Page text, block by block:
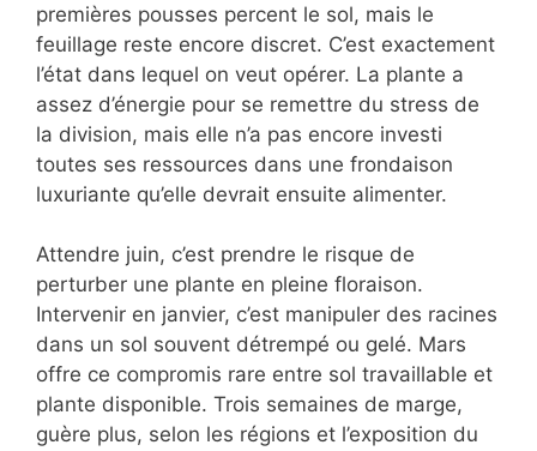
premières pousses percent le sol, mais le
feuillage reste encore discret. C’est exactement
l’état dans lequel on veut opérer. La plante a
assez d’énergie pour se remettre du stress de
la division, mais elle n’a pas encore investi
toutes ses ressources dans une frondaison
luxuriante qu’elle devrait ensuite alimenter.
Attendre juin, c’est prendre le risque de
perturber une plante en pleine floraison.
Intervenir en janvier, c’est manipuler des racines
dans un sol souvent détrempé ou gelé. Mars
offre ce compromis rare entre sol travaillable et
plante disponible. Trois semaines de marge,
guère plus, selon les régions et l’exposition du